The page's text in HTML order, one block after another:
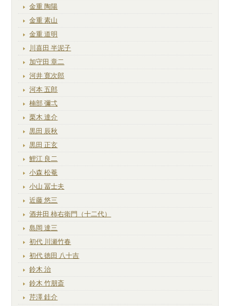
金重 陶陽
金重 素山
金重 道明
川喜田 半泥子
加守田 章二
河井 寛次郎
河本 五郎
楠部 彌弌
栗木 達介
黒田 辰秋
黒田 正玄
鯉江 良二
小森 松菴
小山 冨士夫
近藤 悠三
酒井田 柿右衛門（十二代）
島岡 達三
初代 川瀬竹春
初代 徳田 八十吉
鈴木 治
鈴木 竹朋斎
芹澤 銈介